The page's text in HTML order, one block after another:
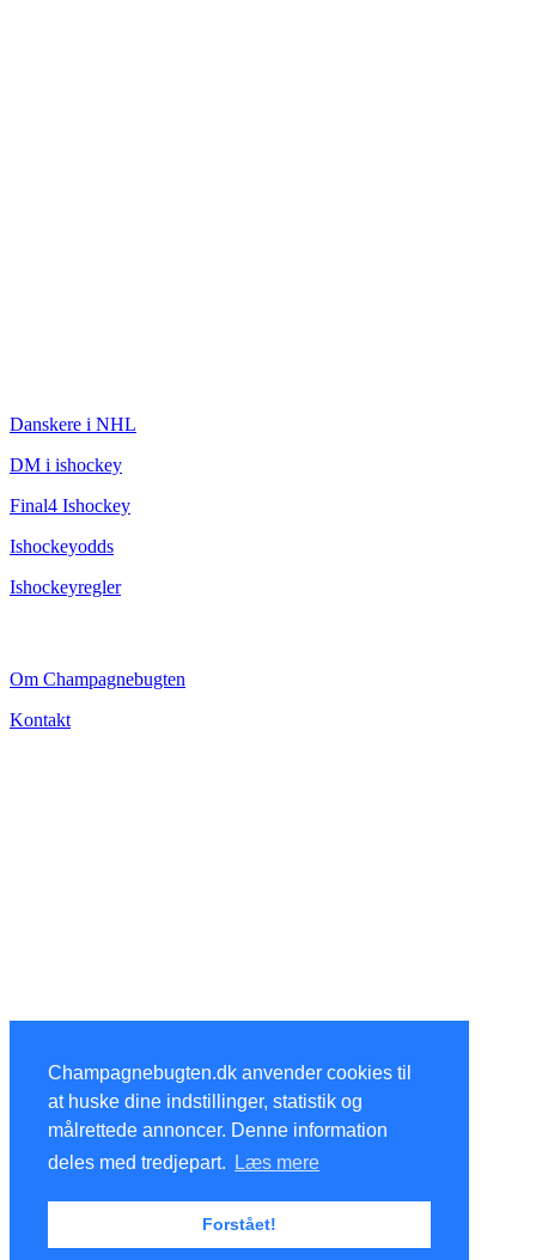
Champagnebugten.dk anvender cookies til
at huske dine indstillinger, statistik og
målrettede annoncer. Denne information
deles med tredjepart.
Læs mere
Forstået!
Danskere i NHL
DM i ishockey
Final4 Ishockey
Ishockeyodds
Ishockeyregler
Om Champagnebugten
Kontakt